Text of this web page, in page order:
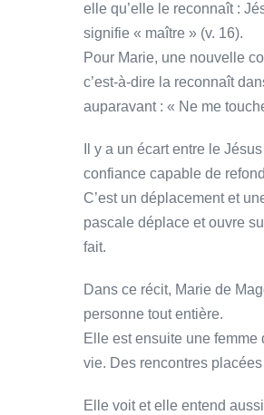
elle qu’elle le reconnaît :
signifie « maître » (v. 16).
Pour Marie, une nouvelle
c’est-à-dire la reconnaît
auparavant : « Ne me
Il y a un écart entre le
confiance capable de
C’est un déplacement et
pascale déplace et ouvre
fait.
Dans ce récit, Marie de
personne tout entière.
Elle est ensuite une
vie. Des rencontres
Elle voit et elle entend